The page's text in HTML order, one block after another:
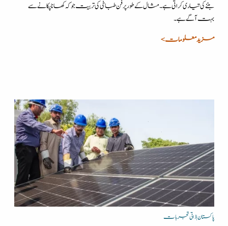
بننے کی تیاری کراتی ہے۔ مثال کے طور پر فن طباخی کی تربیت جو کہ کھانا پکانے سے
بہت آگے ہے۔
مزید معلومات >
پاکستان | ذاتی تجربات